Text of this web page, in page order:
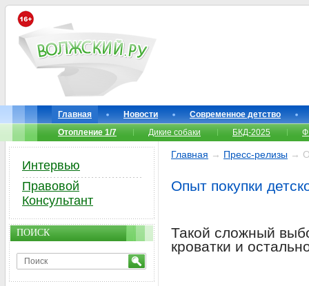
Главная Новости
Современное детство
Отопление 1/7
Дикие собаки БКД-2025
Главная → Пресс-релизы →
Опыт покупки
Такой сложный
кроватки и
Интервью
Правовой
Консультант
ПОИСК